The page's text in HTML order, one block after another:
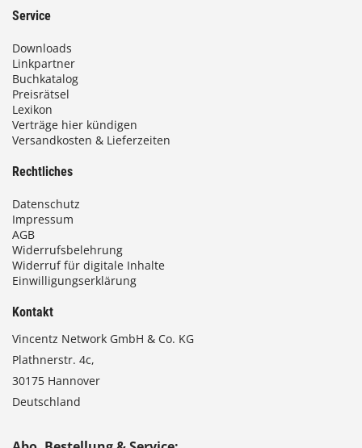
Service
Downloads
Linkpartner
Buchkatalog
Preisrätsel
Lexikon
Verträge hier kündigen
Versandkosten & Lieferzeiten
Rechtliches
Datenschutz
Impressum
AGB
Widerrufsbelehrung
Widerruf für digitale Inhalte
Einwilligungserklärung
Kontakt
Vincentz Network GmbH & Co. KG
Plathnerstr. 4c,
30175 Hannover
Deutschland